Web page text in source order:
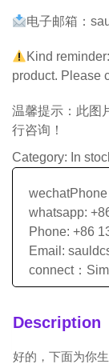
电子邮箱：
Kind
product. Please
温馨提示：此图
行咨询！
Category: In
whatsapp:
Phone: +86
Email:
connect：
Description
好的，下面为你